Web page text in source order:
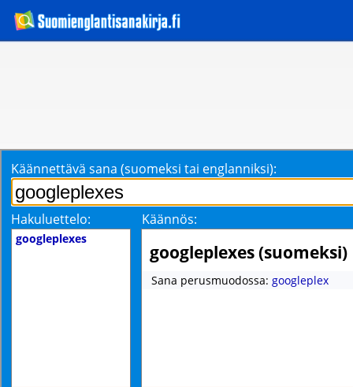
Käännettävä sana (suomeksi tai englanniksi):
Hakuluettelo: Käännös:
googleplexes
googleplexes (suomeksi)
Sana perusmuodossa: googleplex